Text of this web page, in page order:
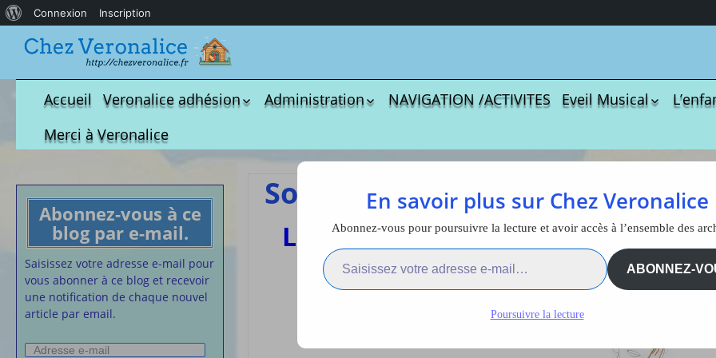
Accueil
Veronalice adhésion
Qui est-elle ?
Adhésion demandes
Administration
S.M.I.C et Cotisations
Affiches pour book
Convention
Lettres Types
Projet d’accueil
calendrier des
Vaccination
NAVIGATION /ACTIVITES
Eveil Musical
Comptines à gestes
Tablatures Musiques
Tablatures Ukulélé
La
Le
La
Merci à Veronalice
Abonnez-vous à ce
blog par e-mail.
Saisissez votre adresse e-mail pour
vous abonner à ce blog et recevoir
une notification de chaque nouvel
article par email.
Adresse
Sommeil en LSF
Les signes autour du sommeil
en LSF
En savoir plus sur Chez Veronalice
Abonnez-vous pour poursuivre la lecture et avoir accès à l’ensemble des
Saisissez votre adresse e-mail…
ABONNEZ-
Poursuivre la lecture
propos
Connexion Inscription